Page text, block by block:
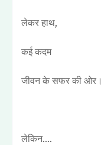
लेकर हाथ,
कई कदम
जीवन के सफर की ओर।
लेकिन....